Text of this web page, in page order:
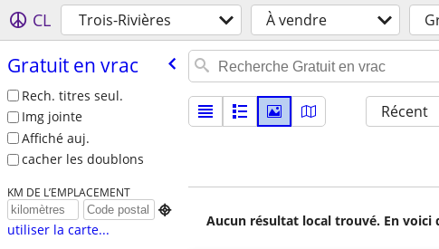
CL Trois-Rivières À vendre
Gratuit en vrac
Rech. titres seul.
Img jointe
Affiché auj.
cacher les doublons
KM DE L’EMPLACEMENT

utiliser la carte...
Récent
Aucun résultat local trouvé. En